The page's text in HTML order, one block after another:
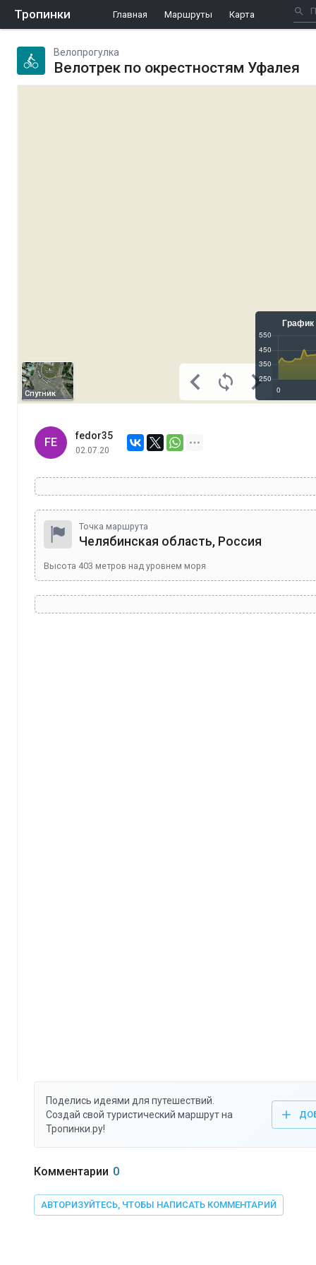
Тропинки Главная Маршруты Карта
Велопрогулка
Велотрек по окрестностям Уфалея
Спутник
FE
fedor35
02.07.20
Точка маршрута
Челябинская область, Россия
Высота 403 метров над уровнем моря
Поделись идеями для путешествий.
Создай свой туристический маршрут на
Тропинки.ру!
Комментарии 0
АВТОРИЗУЙТЕСЬ, ЧТОБЫ НАПИСАТЬ КОММЕНТАРИЙ